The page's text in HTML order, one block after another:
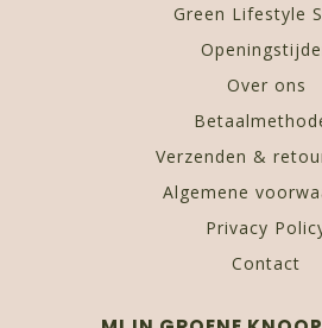
Green Lifestyle
Over ons
Verzenden &
Algemene
Privacy
Contact